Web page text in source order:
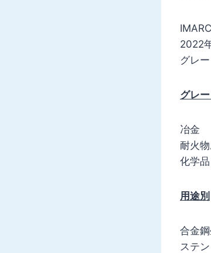
2022
グレ
グレ
冶金
耐火
化学品
用途別
合金
ステ